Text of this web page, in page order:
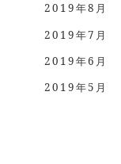
2019年8月
2019年7月
2019年6月
2019年5月